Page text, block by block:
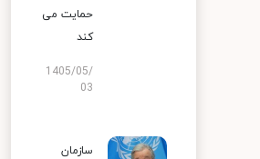
حمایت می
کند
1405/05/
03
سازمان